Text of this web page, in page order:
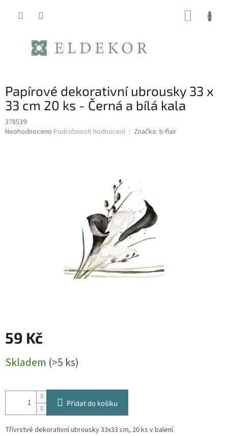
Papírové dekorativní ubrousky 33 x
33 cm 20 ks - Černá a bílá kala
378539
Průměrné
Neohodnoceno Podrobnosti hodnocení Značka: ti-flair
59 Kč
cena:
Skladem (>5 ks)
Přidat do košíku
Třívrstvé dekorativní ubrousky 33x33 cm, 20 ks v balení.